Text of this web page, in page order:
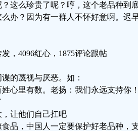
这么珍贵了呢？哼，这个老品种到
办？因为有一群人不怀好意啊。迟
，4096红心，1875评论跟帖
的蔑视与厌恶。如：
心里有数。老扬：我们永远支持你！
让他们自己扛吧
品，中国人一定要保护好老品种，